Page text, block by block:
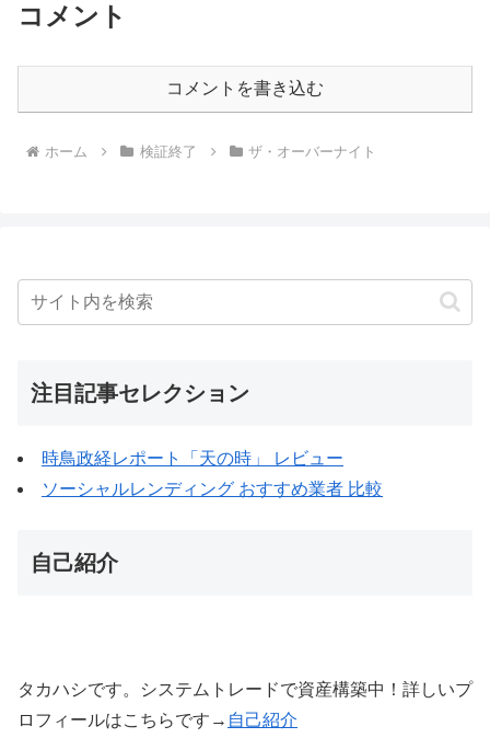
コメント
コメントを書き込む
ホーム 検証終了 ザ・オーバーナイト
注目記事セレクション
時鳥政経レポート「天の時」 レビュー
ソーシャルレンディング おすすめ業者 比較
自己紹介
タカハシです。システムトレードで資産構築中！詳しいプ
ロフィールはこちらです→ 自己紹介